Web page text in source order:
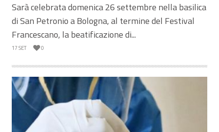
Sarà celebrata domenica 26 settembre nella basilica
di San Petronio a Bologna, al termine del Festival
Francescano, la beatificazione di...
17 SET 0